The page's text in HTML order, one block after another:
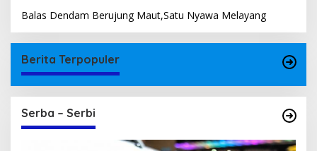
Balas Dendam Berujung Maut,Satu Nyawa Melayang
Berita Terpopuler
Serba – Serbi